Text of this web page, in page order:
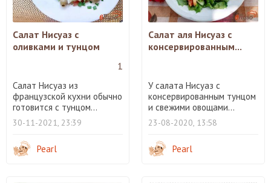
Салат Нисуаз с
оливками и тунцом
1
Салат Нисуаз из
французской кухни обычно
готовится с тунцом...
30-11-2021, 23:39
Pearl
Салат аля Нисуаз с
консервированным...
У салата Нисуаз с
консервированным тунцом
и свежими овощами...
23-08-2020, 13:58
Pearl